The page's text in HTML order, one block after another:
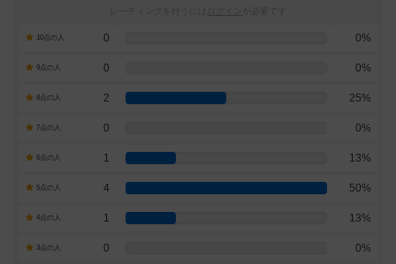
10点の人 0 0%
9点の人 0 0%
8点の人 2 25%
7点の人 0 0%
6点の人 1 13%
5点の人 4 50%
4点の人 1 13%
3点の人 0 0%